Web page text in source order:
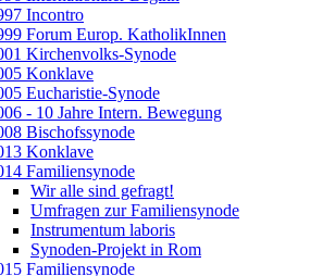
Incontro
Forum Europ. KatholikInnen
Kirchenvolks-Synode
Konklave
Eucharistie-Synode
- 10 Jahre Intern. Bewegung
Bischofssynode
Konklave
Familiensynode
Wir alle sind gefragt!
Umfragen zur Familiensynode
Instrumentum laboris
Synoden-Projekt in Rom
Familiensynode